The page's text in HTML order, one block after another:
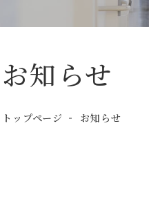
お知らせ
トップページ お知らせ